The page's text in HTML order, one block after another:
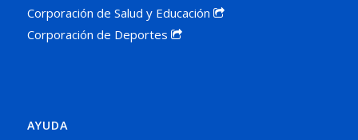
Corporación de Salud y Educación
Corporación de Deportes
AYUDA